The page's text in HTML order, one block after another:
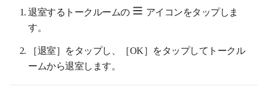
退室するトークルームの
アイコンをタップしま
す。
［退室］をタップし、［OK］をタップしてトークル
ームから退室します。